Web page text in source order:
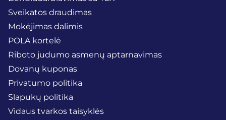
Sveikatos draudimas
Mokėjimas dalimis
POLA kortelė
Riboto judumo asmenų aptarnavimas
Dovanų kuponas
Privatumo politika
Slapukų politika
Vidaus tvarkos taisyklės